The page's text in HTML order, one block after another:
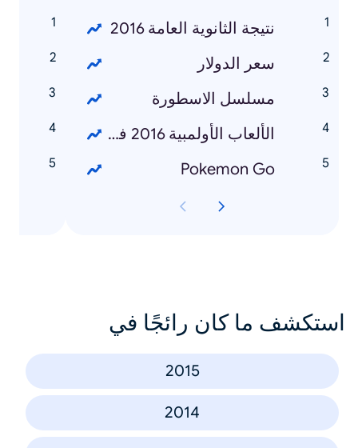
نتيجة الثانوية العامة 2016
سعر الدولار
مسلسل الاسطورة
الألعاب الأولمبية 2016 في ريو دي جانيرو
Pokemon Go
استكشف ما كان رائجًا في
2015
2014